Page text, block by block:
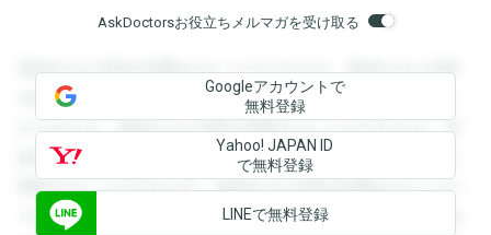
AskDoctorsお役立ちメルマガを受け取る
登録すると回答を閲覧することができます。登録すると回答
を閲覧することができます。登録すると回答を閲覧すること
ができます。登録すると回答を閲覧することができます。登
録すると回答を閲覧することができます。登録すると回答を
閲覧することができます。登録すると回答を閲覧することが
できます。登録すると回答を閲覧することができます。登録
Googleアカウントで
無料登録
Yahoo! JAPAN ID
で無料登録
LINEで無料登録